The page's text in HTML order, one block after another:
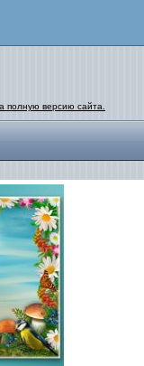
полную версию сайта.